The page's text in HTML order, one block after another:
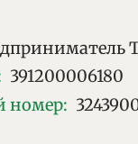
391200006180
номер: